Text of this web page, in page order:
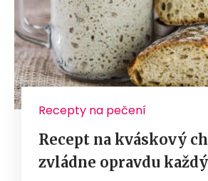
Recepty na pečení
Recept na kváskový
zvládne opravdu každý